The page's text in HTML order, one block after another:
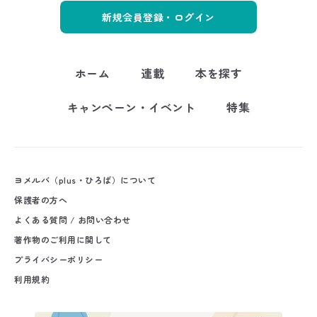
新規会員登録・ログイン
ホーム 連載
本を探す
キャンペーン・イベント
特集
ヨメルバ（plus・ひろば）について
保護者の方へ
よくある質問 / お問い合わせ
著作物のご利用に関して
プライバシーポリシー
利用規約